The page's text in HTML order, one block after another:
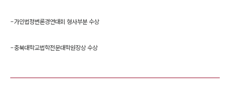
-가인법정변론경연대회 형사부분 수상
-충북대학교법학전문대학원장상 수상